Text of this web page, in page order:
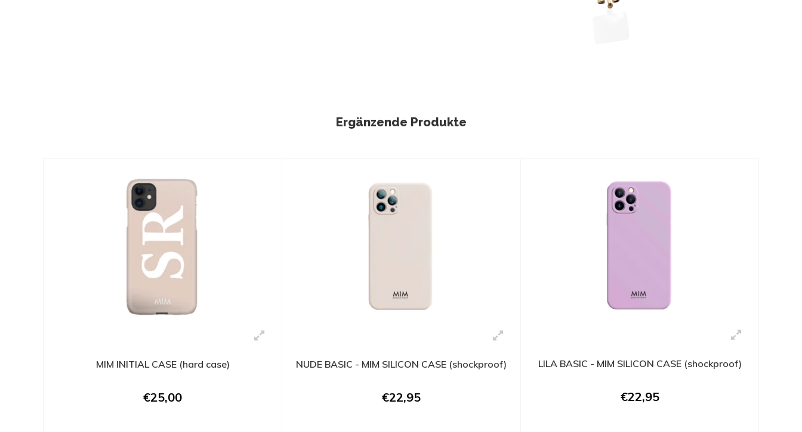
Ergänzende Produkte
MIM INITIAL CASE (hard case)
€25,00
NUDE BASIC - MIM SILICON CASE (shockproof)
€22,95
LILA BASIC - MIM SILICON CASE (shockproof)
€22,95